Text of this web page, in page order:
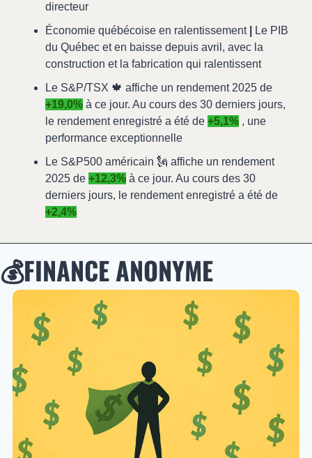
directeur
Économie québécoise en ralentissement
Le PIB
du Québec et en baisse depuis avril, avec la
construction et la fabrication qui ralentissent
Le S&P/TSX 🍁
+19,0% à ce jour. Au cours des 30 derniers jours,
le rendement enregistré a été de +5,1% , une
performance exceptionnelle
Le S&P500 américain 🗽 affiche un rendement
2025 de +12,3% à ce jour. Au cours des 30
+2,4%
💰FINANCE ANONYME